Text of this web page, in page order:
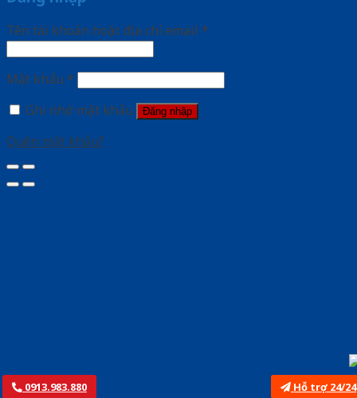
0913.983.880 Hỗ trợ 24/24
Tên tài khoản hoặc địa chỉ email *
Mật khẩu *
Ghi nhớ mật khẩu
Đăng nhập
Quên mật khẩu?